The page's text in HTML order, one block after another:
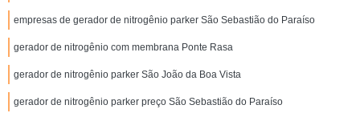
empresas de gerador de nitrogênio parker São Sebastião do Paraíso
gerador de nitrogênio com membrana Ponte Rasa
gerador de nitrogênio parker São João da Boa Vista
gerador de nitrogênio parker preço São Sebastião do Paraíso